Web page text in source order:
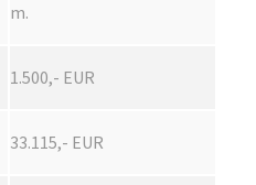
m.
1.500,- EUR
33.115,- EUR